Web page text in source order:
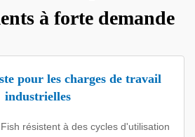
à forte demande
pour les charges de travail
industrielles
résistent à des cycles d'utilisation